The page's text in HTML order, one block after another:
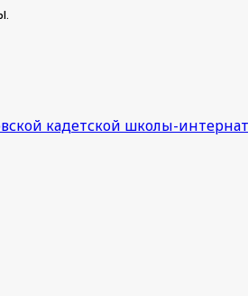
кадетской школы-